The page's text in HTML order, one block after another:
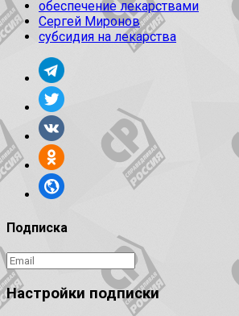
обеспечение лекарствами
Сергей Миронов
субсидия на лекарства
Подписка
Настройки подписки